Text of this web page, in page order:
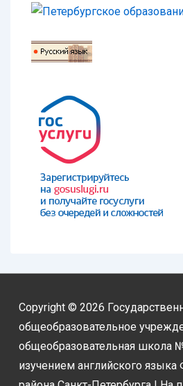
Copyright © 2026
общеобразовательное
общеобразовательная школа
изучением английского языка